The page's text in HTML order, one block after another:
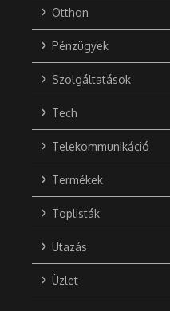
Otthon
Pénzügyek
Szolgáltatások
Tech
Telekommunikáció
Termékek
Toplisták
Utazás
Üzlet